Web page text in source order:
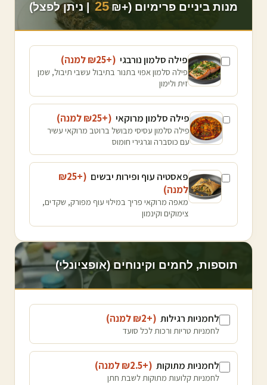
מנות ביניים פרימיום (+₪ 25 | ניתן לפצל)
פילה סלמון נורבגי (+₪
25 למנה)
פילה סלמון אפוי בתנור בתיבול עשבי תיבול, שמן
זית ולימון
פילה סלמון מרוקאי (+₪
25 למנה)
פילה סלמון עסיסי מבושל ברוטב מרוקאי עשיר
עם כוסברה וגרגירי חומוס
פאסטיה עוף ופירות יבשים (+₪
25
למנה)
מאפה מרוקאי פריך במילוי עוף מפורק, שקדים,
צימוקים וקינמון
תוספות, לחמים וקינוחים (אופציונלי)
לחמניות רגילות (+₪
2 למנה)
לחמניות טריות ורכות לכל סועד
לחמניות מתוקות (+₪
2.5 למנה)
לחמניות קלועות מתוקות לשבת חתן